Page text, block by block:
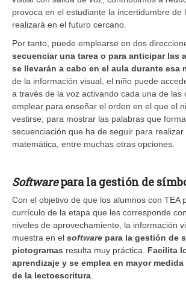
provoca en el estudiante la incertidumbre de
realizará en el futuro cercano.
Por tanto, puede emplearse en dos
secuenciar una tarea o para anticipar las
se llevarán a cabo en el aula durante esa
de la información visual, el niño puede
a través de la voz activando cada una de las
emplear para enseñar el orden en el que el
vestirse; para mostrar las palabras que
secuenciación que ha de seguir para
matemática, entre muchas otras opciones.
Softwarepara la gestión de
Con el objetivo de que los alumnos con TEA
currículo de la etapa que les corresponde
niveles de aprovechamiento, la información
muestra en el software para la gestión de
pictogramas resulta muy práctica. Facilita
aprendizaje y se emplea en mayor
de la lectoescritura